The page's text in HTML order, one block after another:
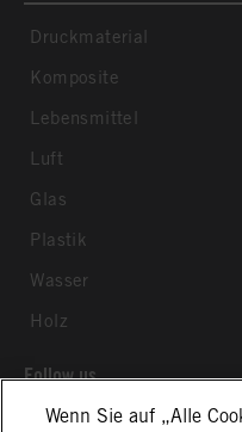
Druckmaterial
Komposite
Lebensmittel
Luft
Glas
Plastik
Wasser
Holz
Follow us
Wenn Sie auf „Alle